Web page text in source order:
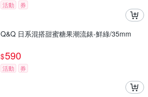
活動 券
Q&Q 日系混搭甜蜜糖果潮流錶-鮮綠/35mm
$590
活動 券